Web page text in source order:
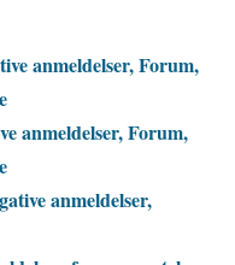
anmeldelser, Forum,
anmeldelser, Forum,
anmeldelser,